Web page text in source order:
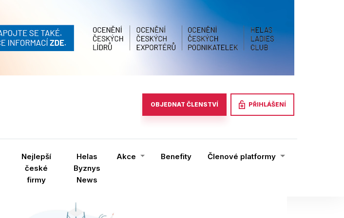
OBJEDNAT ČLENSTVÍ PŘIHLÁŠENÍ
Nejlepší
české
firmy
Helas
Byznys
News
Akce Benefity Členové platformy